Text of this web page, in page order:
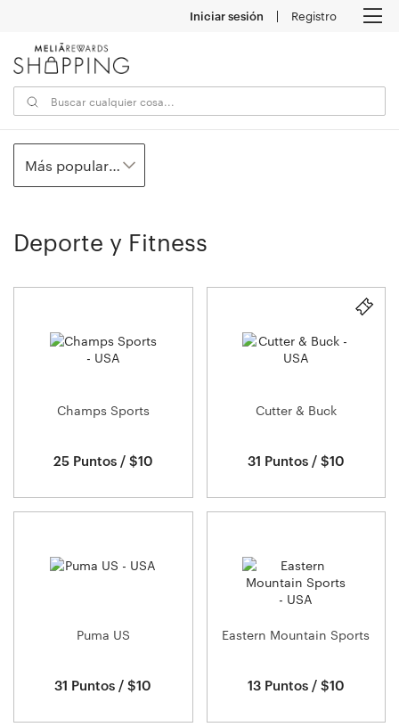
Iniciar sesión Registro
Más populares
Deporte y Fitness
Champs Sports
25 Puntos / $10
Cutter & Buck
31 Puntos / $10
Puma US
31 Puntos / $10
Eastern Mountain Sports
13 Puntos / $10